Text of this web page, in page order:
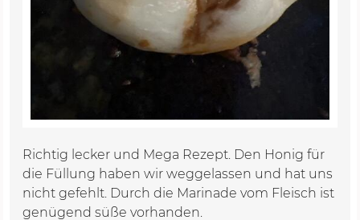
Richtig lecker und Mega Rezept. Den Honig für
die Füllung haben wir weggelassen und hat uns
nicht gefehlt. Durch die Marinade vom Fleisch ist
genügend süße vorhanden.